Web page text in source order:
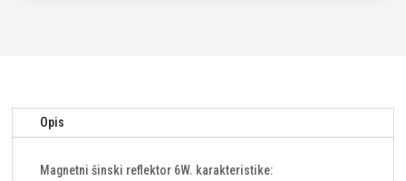
Opis
Magnetni šinski reflektor 6W. karakteristike: